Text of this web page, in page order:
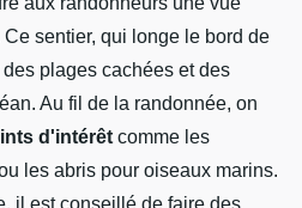
sentier, qui longe le bord de
plages cachées et des
Au fil de la randonnée, on
d'intérêt comme les
les abris pour oiseaux marins.